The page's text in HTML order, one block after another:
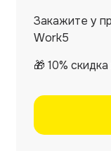
Закажите у
Work5
🎁 10%